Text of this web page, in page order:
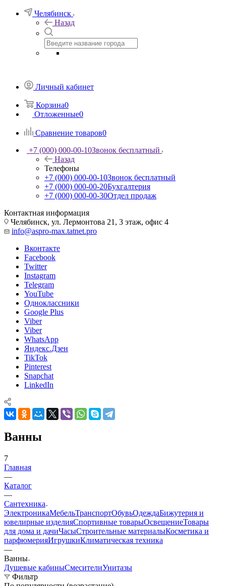
Челябинск
Назад
Личный кабинет
Корзина0
Отложенные0
Сравнение товаров0
+7 (000) 000-00-10Звонок бесплатный
Назад
Телефоны
+7 (000) 000-00-10Звонок бесплатный
+7 (000) 000-00-20Бухгалтерия
+7 (000) 000-00-30Отдел продаж
Контактная информация
Челябинск, ул. Лермонтова 21, 3 этаж, офис 4
info@aspro-max.tatnet.pro
Вконтакте
Facebook
Twitter
Instagram
Telegram
YouTube
Одноклассники
Google Plus
Viber
Viber
WhatsApp
Яндекс.Дзен
TikTok
Pinterest
Snapchat
LinkedIn
Ванны
7
Главная
—
Каталог
—
Сантехника
ЭлектроникаМебельТранспортОбувьОдеждаБижутерия и
ювелирные изделияСпортивные товарыОсвещениеТовары
для дома и дачиЧасыСтроительные материалыКосметика и
парфюмерияИгрушкиКлиматическая техника
—
Ванны
Душевые кабиныСмесителиУнитазы
Фильтр